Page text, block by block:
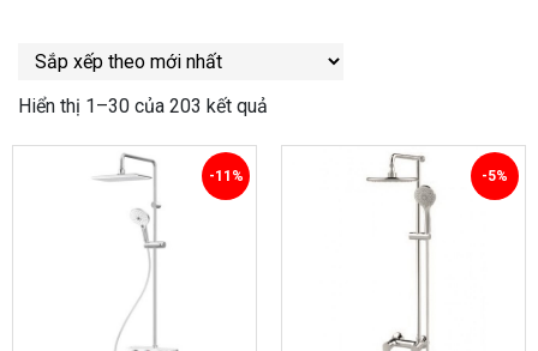
Hiển thị 1–30 của 203 kết quả
-11% -5%